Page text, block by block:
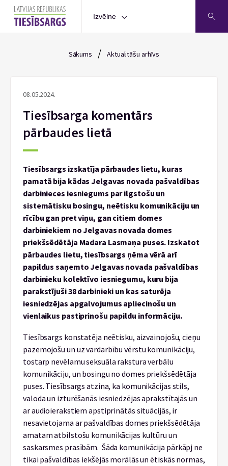
Izvēlne
Sākums / Aktualitāšu arhīvs
08.05.2024.
Tiesībsarga komentārs
pārbaudes lietā
Tiesībsargs izskatīja pārbaudes lietu, kuras
pamatā bija kādas Jelgavas novada pašvaldības
darbinieces iesniegums par ilgstošu un
sistemātisku bosingu, neētisku komunikāciju un
rīcību gan pret viņu, gan citiem domes
darbiniekiem no Jelgavas novada domes
priekšsēdētāja Madara Lasmaņa puses. Izskatot
pārbaudes lietu, tiesībsargs ņēma vērā arī
papildus saņemto Jelgavas novada pašvaldības
darbinieku kolektīvo iesniegumu, kuru bija
parakstījuši 38 darbinieki un kas saturēja
iesniedzējas apgalvojumus apliecinošu un
vienlaikus pastiprinošu papildu informāciju.
Tiesībsargs konstatēja neētisku, aizvainojošu, cieņu
pazemojošu un uz vardarbību vērstu komunikāciju,
tostarp nevēlamu seksuāla rakstura verbālu
komunikāciju, un bosingu no domes priekšsēdētāja
puses. Tiesībsargs atzina, ka komunikācijas stils,
valoda un izturēšanās iesniedzējas aprakstītajās un
ar audioierakstiem apstiprinātās situācijās, ir
nesavietojama ar pašvaldības domes priekšsēdētāja
amatam atbilstošu komunikācijas kultūru un
saskarsmes prasībām. Šāda komunikācija pārkāpj ne
tikai pašvaldības iekšējās morālās un ētiskās normas,